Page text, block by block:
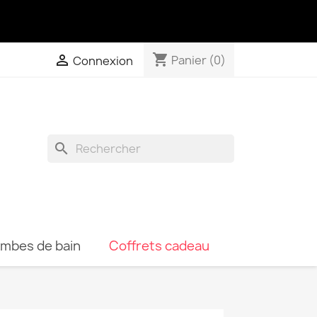
 Connexion shopping_cart Panier (0)
search
de bain Coffrets cadeau